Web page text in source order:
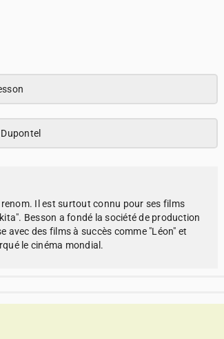
Il est surtout connu pour ses films
Besson a fondé la société de production
des films à succès comme "Léon" et
le cinéma mondial.